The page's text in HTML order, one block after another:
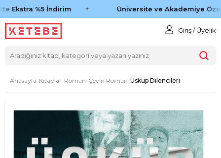
Ekstra %5 İndirim Üniversite ve Akademiye Özel
Giriş / Üyelik
Anasayfa Kitaplar Roman Çeviri Roman Üsküp Dilencileri